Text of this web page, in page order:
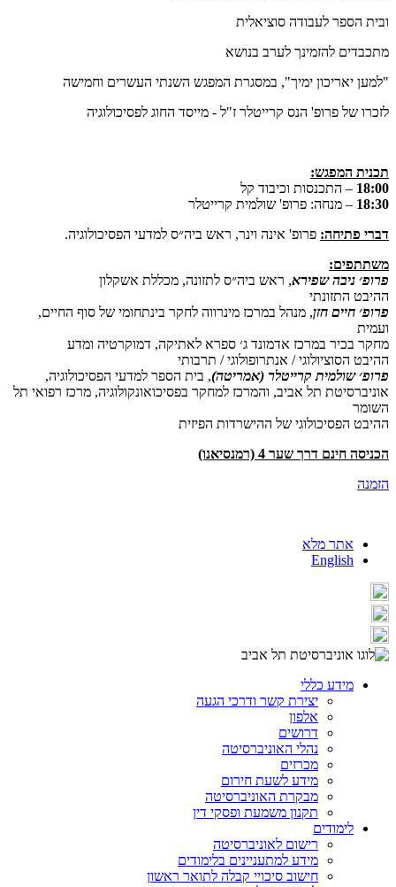
ובית הספר לעבודה סוציאלית
מתכבדים להזמינך לערב בנושא
"למען יאריכון ימיך", במסגרת המפגש השנתי העשרים וחמישה
לזכרו של פרופ' הנס קרייטלר ז"ל - מייסד החוג לפסיכולוגיה
תכנית המפגש:
18:00 – התכנסות וכיבוד קל
18:30 – מנחה: פרופ' שולמית קרייטלר
דברי פתיחה: פרופ' אינה וינר, ראש ביה״ס למדעי הפסיכולוגיה.
משתתפים:
פרופ׳ ניבה שפירא, ראש ביה״ס לתזונה, מכללת אשקלון
ההיבט התזונתי
פרופ׳ חיים חזן, מנהל במרכז מינרווה לחקר בינתחומי של סוף החיים,
ועמית
מחקר בכיר במרכז אדמונד ג׳ ספרא לאתיקה, דמוקרטיה ומדע
ההיבט הסוציולוגי / אנתרופולוגי / תרבותי
פרופ׳ שולמית קרייטלר (אמריטה), בית הספר למדעי הפסיכולוגיה,
אוניברסיטת תל אביב, והמרכז למחקר בפסיכואונקולוגיה, מרכז רפואי תל
השומר
ההיבט הפסיכולוגי של ההישרדות הפיזית
הכניסה חינם דרך שער 4 (רמנסיאנו)
הזמנה
אתר מלא
English
מידע כללי
יצירת קשר ודרכי הגעה
אלפון
דרושים
נהלי האוניברסיטה
מכרזים
מידע לשעת חירום
מבקרת האוניברסיטה
תקנון משמעת ופסקי דין
לימודים
רישום לאוניברסיטה
מידע למתעניינים בלימודים
חישוב סיכויי קבלה לתואר ראשון